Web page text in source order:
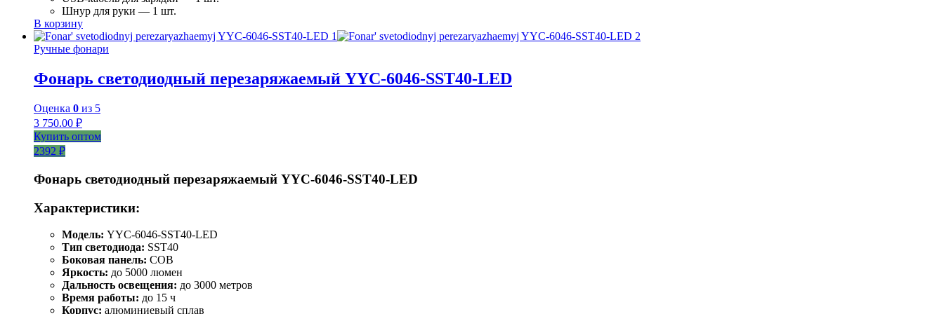
Шнур для руки — 1 шт.
В корзину
Ручные фонари
Фонарь светодиодный перезаряжаемый YYC-6046-SST40-LED
Оценка 0 из 5
3 750.00 ₽
Купить оптом
2392 ₽
Фонарь светодиодный перезаряжаемый YYC-6046-SST40-LED
Характеристики:
Модель: YYC-6046-SST40-LED
Тип светодиода: SST40
Боковая панель: COB
Яркость: до 5000 люмен
Дальность освещения: до 3000 метров
Время работы: до 15 ч
Корпус: алюминиевый сплав